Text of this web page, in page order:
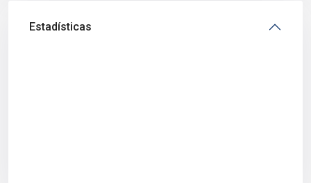
Estadísticas